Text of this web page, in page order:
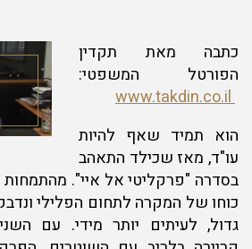
כתבה מאת תקדין
הפורטל המשפטי:
www.takdin.co.il
הוא תמיד שאף להיות
עו"ד, מאז שכילד התאהב
בסדרה "פרקליטי אל איי".
כוחו של המקרה לתחום הפלילי
גדול, לעיתים יותר מידי. עם